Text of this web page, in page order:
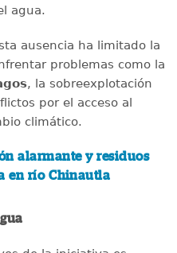
agua.
ausencia ha limitado la
problemas como la
, la sobreexplotación
por el acceso al
climático.
alarmante y residuos
en río Chinautla